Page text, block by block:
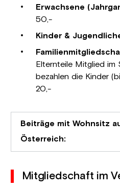
Erwachsene
50,-
Kinder &
Elternteile Mitglied im
bezahlen die Kinder
20,-
Beiträge mit Wohnsitz
Österreich:
Mitgliedschaft im